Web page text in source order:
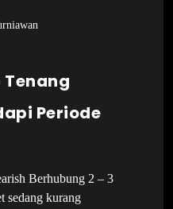
Periode
Berhubung 2 – 3
sedang kurang